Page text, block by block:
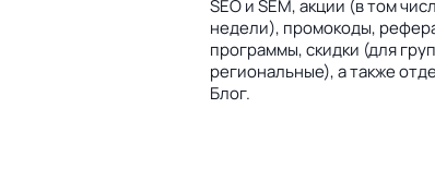
SEO и SEM, акции (в том
недели), промокоды,
программы, скидки (для
региональные), а также
Блог.